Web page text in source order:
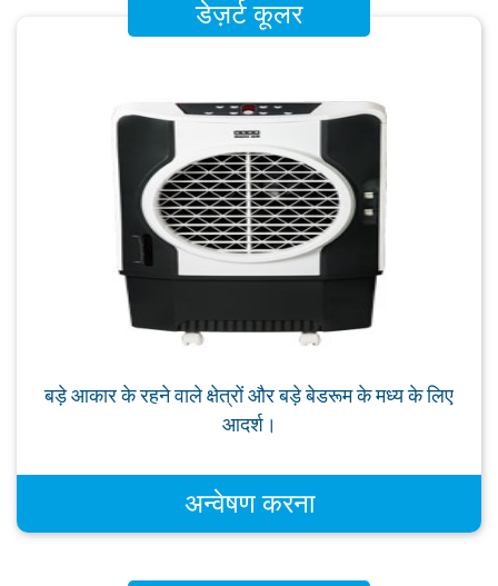
डेज़र्ट कूलर
बड़े आकार के रहने वाले क्षेत्रों और बड़े बेडरूम के मध्य के लिए
आदर्श।
अन्वेषण करना